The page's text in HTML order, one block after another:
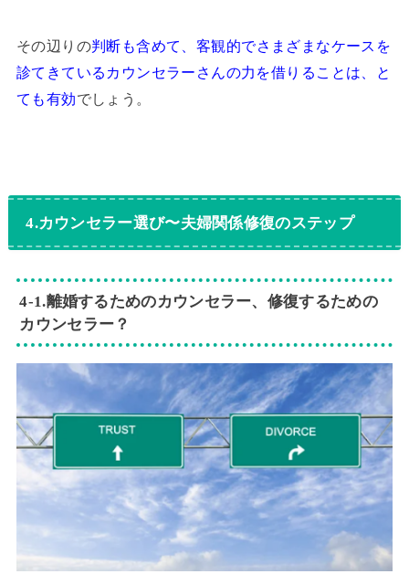
その辺りの判断も含めて、客観的でさまざまなケースを
診てきているカウンセラーさんの力を借りることは、と
ても有効でしょう。
4.カウンセラー選び〜夫婦関係修復のステップ
4‐1.離婚するためのカウンセラー、修復するための
カウンセラー？